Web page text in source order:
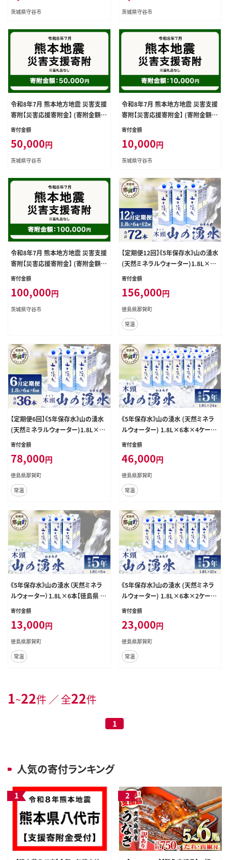
震 災害 復興 支援 寄附 寄付
茨城県守谷市
震 災害 復興 支援 寄附 寄付
茨城県守谷市
令和8年7月 熊本地方地震 災害支援
寄附【災害応援寄附金】 (寄附金額：5
0,000円)【返礼品なし】※被災地の
害の支援金としてお預けします｜ 地
震 災害 復興 支援 寄附 寄付
寄付金額
50,000円
茨城県守谷市
令和8年7月 熊本地方地震 災害支援
寄附【災害応援寄附金】 (寄附金額：1
0,000円)【返礼品なし】※被災地の
害の支援金としてお預けします｜ 地
震 災害 復興 支援 寄附 寄付
寄付金額
10,000円
茨城県守谷市
令和8年7月 熊本地方地震 災害支援
寄附【災害応援寄附金】 (寄附金額：1
00,000円)【返礼品なし】※被災地の
害の支援金としてお預けします｜ 地
震 災害 復興 支援 寄附 寄付
寄付金額
100,000円
茨城県守谷市
【定期便12回】《5年保存水》山の湧水
(天然ミネラルウォーター)1.8L×6
本×12回 計72本【徳島県 那賀町 国
き水 湧き水 1800ml 飲料水 備蓄 備
蓄水 非常用 防災 災害 支援 紙パッ
ク 長期保存 防災グッズ 災害対策】K
M-9
寄付金額
156,000円
徳島県那賀町
常温
【定期便6回】《5年保存水》山の湧水
(天然ミネラルウォーター)1.8L×6
本×6回 計36本【徳島県 那賀町 国
ー わき水 湧き水 1800ml 飲料水 備
蓄 備蓄水 非常用 防災 災害 支援 紙
パック 長期保存 防災グッズ 災害対
策】KM-8
寄付金額
78,000円
徳島県那賀町
常温
《5年保存水》山の湧水 (天然ミネラ
ルウォーター) 1.8L×6本×4ケース
計24本【徳島県 那賀町 国産 天然水
き水 湧き水 1800ml 飲料水 備蓄 備
蓄水 非常用 防災 災害 支援 紙パッ
ク 長期保存 防災グッズ 災害対策】K
M-63
寄付金額
46,000円
徳島県那賀町
常温
《5年保存水》山の湧水（天然ミネラ
ルウォーター）1.8L×6本【徳島県 那
賀町 国産 天然水 天然 みず 水 ミネ
ml 飲料水 備蓄 備蓄水 非常用 防災
災害 支援 紙パック 長期保存 防災グ
ッズ 災害対策】KM-4
寄付金額
13,000円
徳島県那賀町
常温
《5年保存水》山の湧水 (天然ミネラ
ルウォーター) 1.8L×6本×2ケース
計12本【徳島県 那賀町 国産 天然水
き水 湧き水 1800ml 飲料水 備蓄 備
蓄水 非常用 防災 災害 支援 紙パッ
ク 長期保存 防災グッズ 災害対策】K
M-62
寄付金額
23,000円
徳島県那賀町
常温
1~22件 ／ 全22件
1
人気の寄付ランキング